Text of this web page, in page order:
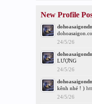
New Profile
24/5/26
LƯỢNG
24/5/26
kênh nhé ! )
24/5/26